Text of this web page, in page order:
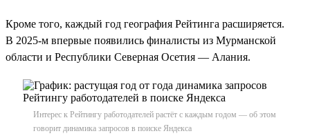
Кроме того, каждый год география Рейтинга расширяется.
В 2025-м впервые появились финалисты из Мурманской
области и Республики Северная Осетия — Алания.
Интерес к Рейтингу работодателей растёт с каждым годом — об этом
говорит динамика запросов в поиске Яндекса